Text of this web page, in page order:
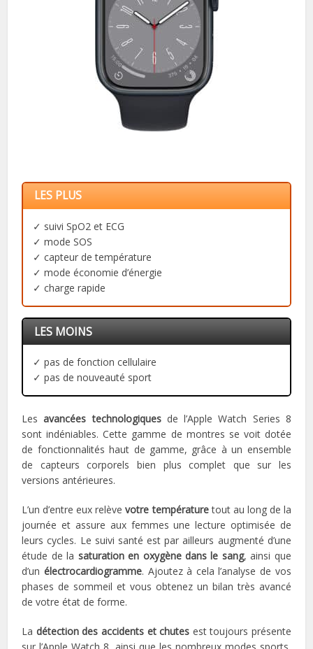
LES PLUS
✓ suivi SpO2 et ECG
✓ mode SOS
✓ capteur de température
✓ mode économie d’énergie
✓ charge rapide
LES MOINS
✓ pas de fonction cellulaire
✓ pas de nouveauté sport
Lesavancées technologiquesde l’Apple Watch Series 8
sont indéniables. Cette gamme de montres se voit dotée
de fonctionnalités haut de gamme, grâce à un ensemble
de capteurs corporels bien plus complet que sur les
versions antérieures.
L’un d’entre eux relèvevotre températuretout au long de la
journée et assure aux femmes une lecture optimisée de
leurs cycles. Le suivi santé est par ailleurs augmenté d’une
étude de la saturation en oxygène dans le sang, ainsi que
d’un électrocardiogramme. Ajoutez à cela l’analyse de vos
phases de sommeil et vous obtenez un bilan très avancé
de votre état de forme.
La détection des accidents et chutes est toujours présente